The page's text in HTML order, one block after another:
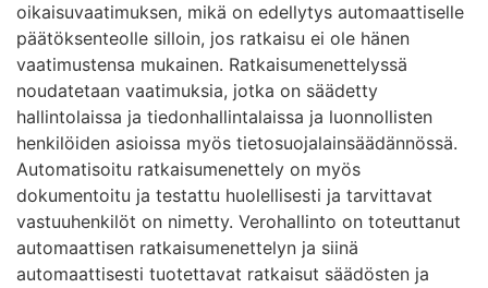
oikaisuvaatimuksen, mikä on edellytys automaattiselle
päätöksenteolle silloin, jos ratkaisu ei ole hänen
vaatimustensa mukainen. Ratkaisumenettelyssä
noudatetaan vaatimuksia, jotka on säädetty
hallintolaissa ja tiedonhallintalaissa ja luonnollisten
henkilöiden asioissa myös tietosuojalainsäädännössä.
Automatisoitu ratkaisumenettely on myös
dokumentoitu ja testattu huolellisesti ja tarvittavat
vastuuhenkilöt on nimetty. Verohallinto on toteuttanut
automaattisen ratkaisumenettelyn ja siinä
automaattisesti tuotettavat ratkaisut säädösten ja